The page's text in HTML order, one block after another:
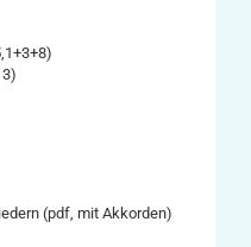
(pdf, mit Akkorden)